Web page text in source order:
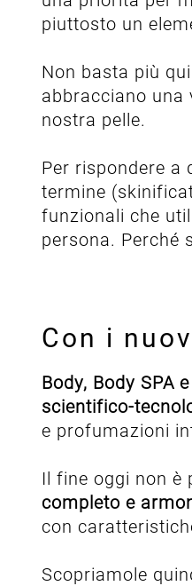
piuttosto un
Non basta più
abbracciano
nostra pelle.
Per rispondere a
termine
funzionali che
persona. Perché
Con i
Body, Body SPA
scientifico-
e profumazioni
Il fine oggi non è
completo e
con
Scopriamole